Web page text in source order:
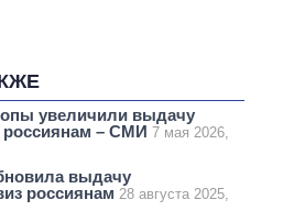
увеличили выдачу
россиянам – СМИ 7 мая 2026,
выдачу
россиянам 28 августа 2025,